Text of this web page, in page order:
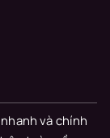
và chính